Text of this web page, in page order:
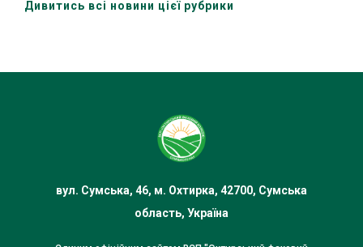
Дивитись всі новини цієї рубрики
вул. Сумська, 46, м. Охтирка, 42700, Сумська
область, Україна